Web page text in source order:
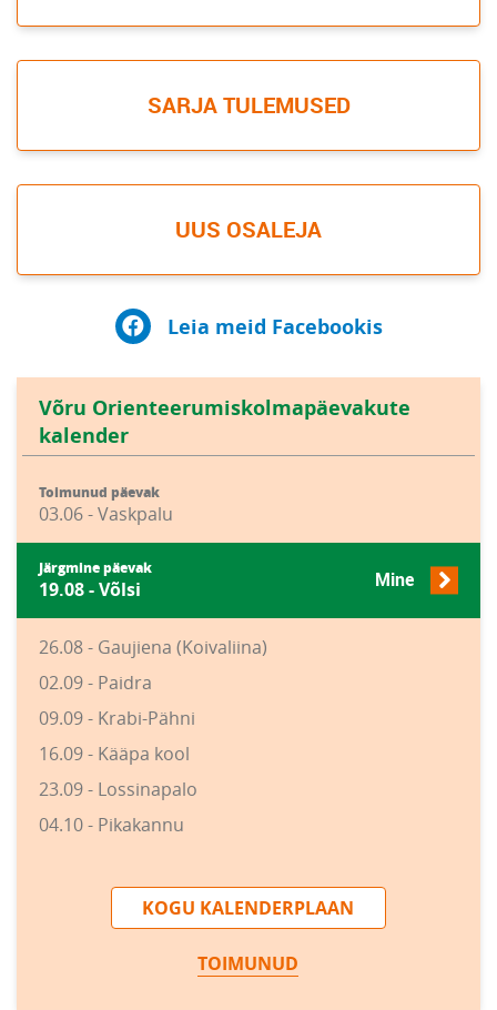
SARJA TULEMUSED
UUS OSALEJA
Leia meid Facebookis
Võru Orienteerumiskolmapäevakute
kalender
Toimunud päevak
03.06 - Vaskpalu
Järgmine päevak
19.08 - Võlsi Mine
26.08 - Gaujiena (Koivaliina)
02.09 - Paidra
09.09 - Krabi-Pähni
16.09 - Kääpa kool
23.09 - Lossinapalo
04.10 - Pikakannu
KOGU KALENDERPLAAN
TOIMUNUD